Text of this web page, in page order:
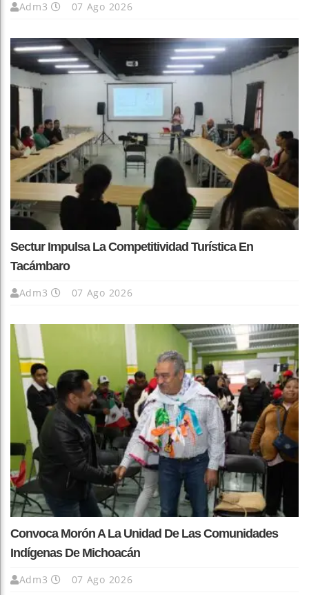
Adm3 07 Ago 2026
Sectur Impulsa La Competitividad Turística En
Tacámbaro
Adm3 07 Ago 2026
Convoca Morón A La Unidad De Las Comunidades
Indígenas De Michoacán
Adm3 07 Ago 2026